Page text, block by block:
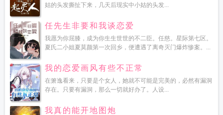
姑的头发撕扯下来，几天后现实中小姑的头发...
任先生非要和我谈恋爱
我愿为你屈膝，成为你生生世世的不二臣。任慈。星际第七区。
夏氏二小姐夏莫颜第一次回乡，便遭遇了离奇灭门爆炸惨案。...
我的恋爱画风有些不正常
在箫逸看来，只要是个女人，她就不可能是完美的，必然有漏洞
存在。只要有漏洞，那么一切就好办了。人设...
我真的能开地图炮